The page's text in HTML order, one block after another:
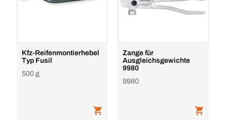
Kfz-Reifenmontierhebel
Typ Fusil
500 g
Zange für
Ausgleichsgewichte
9980
9980